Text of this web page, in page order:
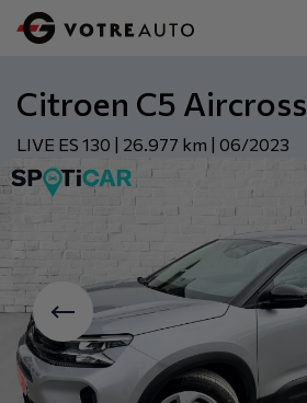
Citroen C5 Aircross
LIVE ES 130 | 26.977 km | 06/2023